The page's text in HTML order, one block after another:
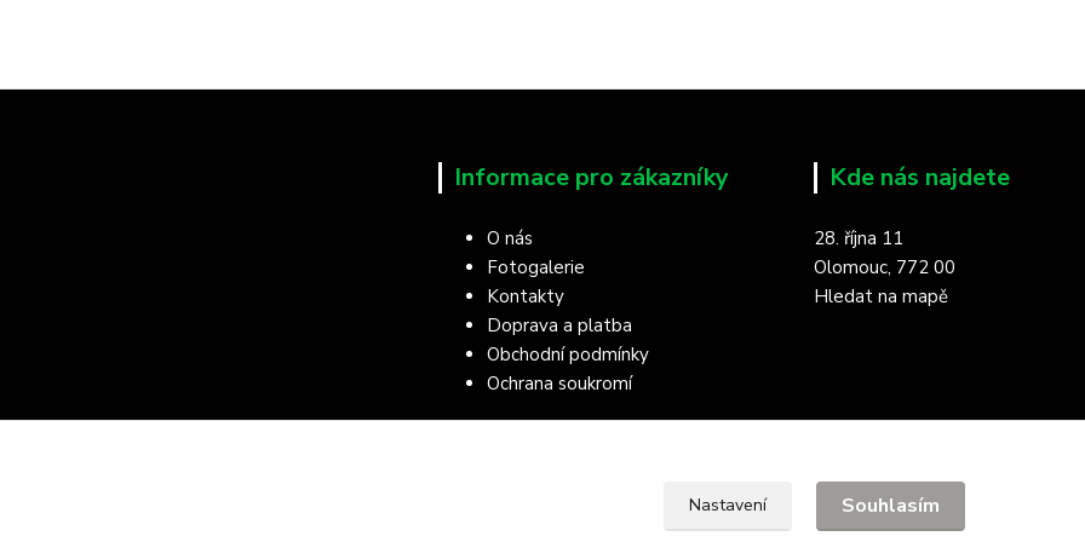
Informace pro zákazníky
O nás
Fotogalerie
Kontakty
Doprava a platba
Obchodní podmínky
Ochrana soukromí
Kde nás najdete
28. října 11
Olomouc, 772 00
Hledat na mapě
Nastavení Souhlasím